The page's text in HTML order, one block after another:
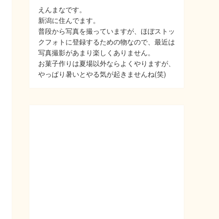
えんまなです。
新潟に住んでます。
普段から写真を撮っていますが、ほぼストッ
クフォトに登録するための物なので、最近は
写真撮影があまり楽しくありません。
お菓子作りは夏場以外ならよくやりますが、
やっぱり暑いとやる気が起きませんね(笑)